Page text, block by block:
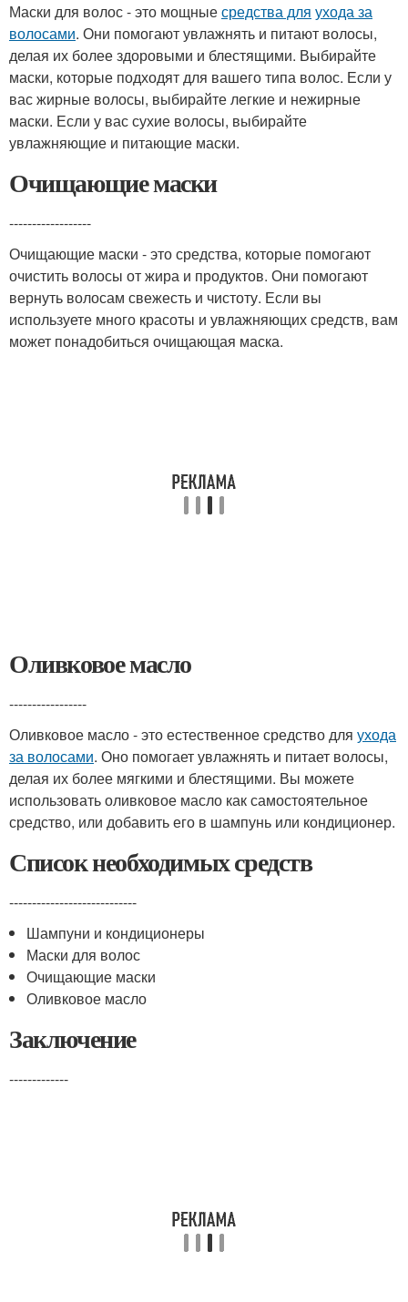
Маски для волос - это мощныесредства для ухода за
волосами. Они помогают увлажнять и питают волосы,
делая их более здоровыми и блестящими. Выбирайте
маски, которые подходят для вашего типа волос. Если у
вас жирные волосы, выбирайте легкие и нежирные
маски. Если у вас сухие волосы, выбирайте
увлажняющие и питающие маски.
Очищающие маски
------------------
Очищающие маски - это средства, которые помогают
очистить волосы от жира и продуктов. Они помогают
вернуть волосам свежесть и чистоту. Если вы
используете много красоты и увлажняющих средств, вам
может понадобиться очищающая маска.
Оливковое масло
-----------------
Оливковое масло - это естественное средство для ухода
за волосами. Оно помогает увлажнять и питает волосы,
делая их более мягкими и блестящими. Вы можете
использовать оливковое масло как самостоятельное
средство, или добавить его в шампунь или кондиционер.
Список необходимых средств
----------------------------
Шампуни и кондиционеры
Маски для волос
Очищающие маски
Оливковое масло
Заключение
-------------